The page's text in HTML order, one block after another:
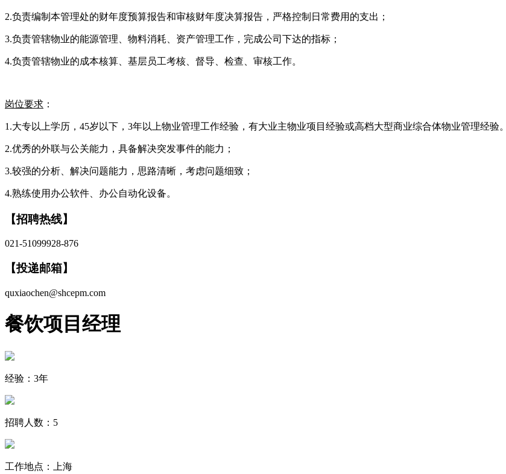
2.负责编制本管理处的财年度预算报告和审核财年度决算报告，严格控制日常费用的支出；
3.负责管辖物业的能源管理、物料消耗、资产管理工作，完成公司下达的指标；
4.负责管辖物业的成本核算、基层员工考核、督导、检查、审核工作。
岗位要求 ：
1.大专以上学历，45岁以下，3年以上物业管理工作经验，有大业主物业项目经验或高档大型商业综合体物业管理经验。
2.优秀的外联与公关能力，具备解决突发事件的能力；
3.较强的分析、解决问题能力，思路清晰，考虑问题细致；
4.熟练使用办公软件、办公自动化设备。
【招聘热线】
021-51099928-876
【投递邮箱】
quxiaochen@shcepm.com
餐饮项目经理
经验：3年
招聘人数：5
工作地点：上海